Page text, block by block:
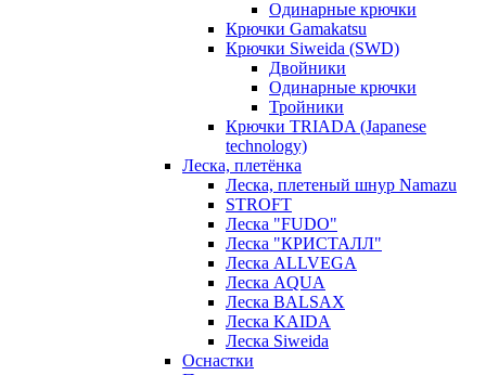
Одинарные крючки
Крючки Gamakatsu
Крючки Siweida (SWD)
Двойники
Одинарные крючки
Тройники
Крючки TRIADA (Japanese
technology)
Леска, плетёнка
Леска, плетеный шнур Namazu
STROFT
Леска "FUDO"
Леска "КРИСТАЛЛ"
Леска ALLVEGA
Леска AQUA
Леска BALSAX
Леска KAIDA
Леска Siweida
Оснастки